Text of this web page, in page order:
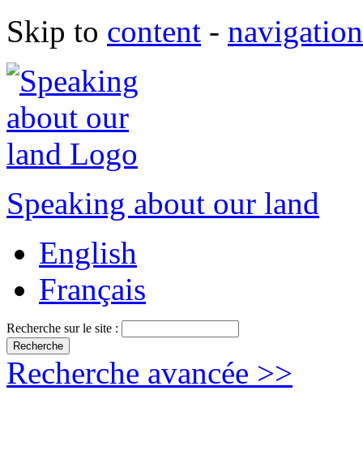
Skip to content - navigation
Speaking about our land
English
Français
Recherche sur le site :
Recherche avancée >>